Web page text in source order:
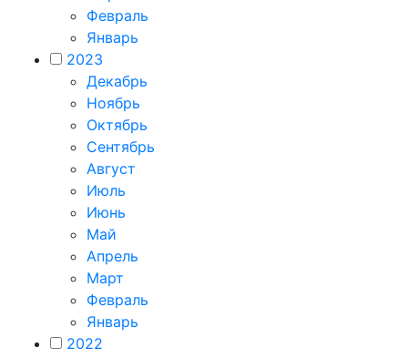
Февраль
Январь
2023
Декабрь
Ноябрь
Октябрь
Сентябрь
Август
Июль
Июнь
Май
Апрель
Март
Февраль
Январь
2022